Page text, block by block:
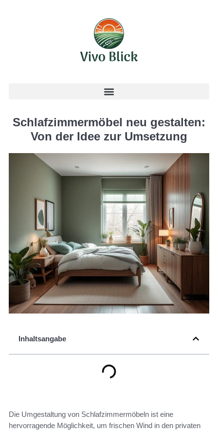
Schlafzimmermöbel neu gestalten:
Von der Idee zur Umsetzung
Inhaltsangabe
Die Umgestaltung von Schlafzimmermöbeln ist eine
hervorragende Möglichkeit, um frischen Wind in den privaten